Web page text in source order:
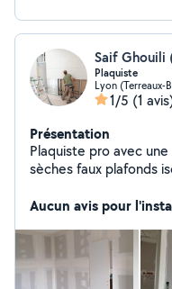
Saif Ghouili
Plaquiste
Lyon (Terreaux-
1/5 (1
Présentation
Plaquiste pro avec une
Aucun avis pour